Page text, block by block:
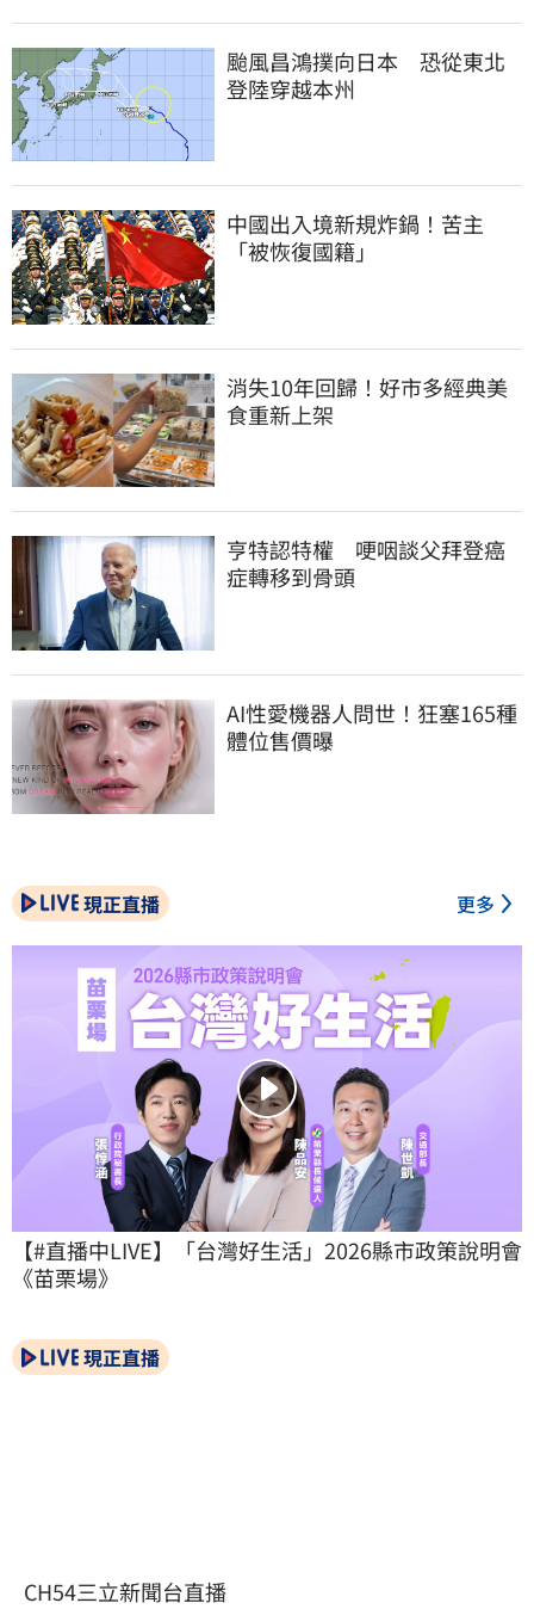
颱風昌鴻撲向日本　恐從東北
登陸穿越本州
中國出入境新規炸鍋！苦主
「被恢復國籍」
消失10年回歸！好市多經典美
食重新上架
亨特認特權　哽咽談父拜登癌
症轉移到骨頭
AI性愛機器人問世！狂塞165種
體位售價曝
現正直播 更多
【#直播中LIVE】「台灣好生活」2026縣市政策說明會
《苗栗場》
現正直播
CH54三立新聞台直播